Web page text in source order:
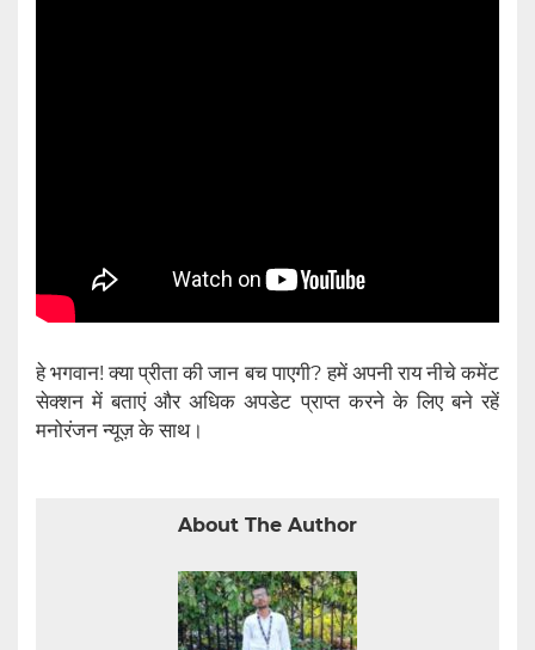
हे भगवान! क्या प्रीता की जान बच पाएगी? हमें अपनी राय नीचे कमेंट
सेक्शन में बताएं और अधिक अपडेट प्राप्त करने के लिए बने रहें
मनोरंजन न्यूज़ के साथ।
About The Author